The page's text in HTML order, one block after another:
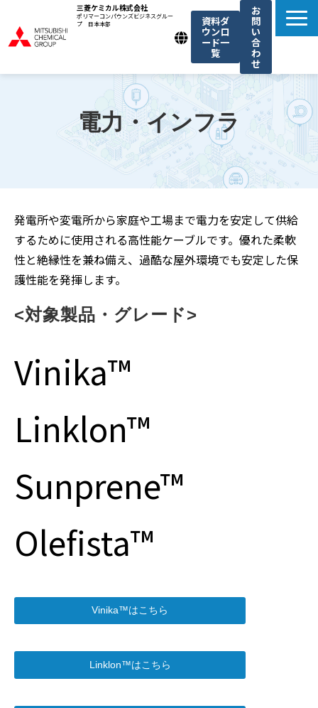
三菱ケミカル株式会社
ポリマーコンパウンズビジネスグルー
プ 日本本部
資料ダ
ウンロ
ード一
覧
お
問
い
合
わ
せ
製品一覧
我々の強み
用途例一覧
機能・トレンド記事一覧
お知らせ
電力・インフラ
発電所や変電所から家庭や工場まで電力を安定して供給
するために使用される高性能ケーブルです。優れた柔軟
性と絶縁性を兼ね備え、過酷な屋外環境でも安定した保
護性能を発揮します。
<対象製品・グレード>
Vinika™
Linklon™
Sunprene™
Olefista™
Vinika™はこちら
Linklon™はこちら